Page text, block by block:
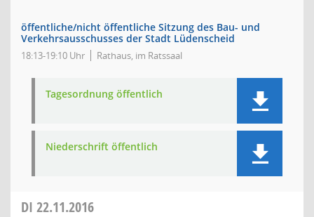
öffentliche/nicht öffentliche Sitzung des Bau- und
Verkehrsausschusses der Stadt Lüdenscheid
18:13-19:10 Uhr Rathaus, im Ratssaal
Tagesordnung öffentlich
Niederschrift öffentlich
DI 22.11.2016